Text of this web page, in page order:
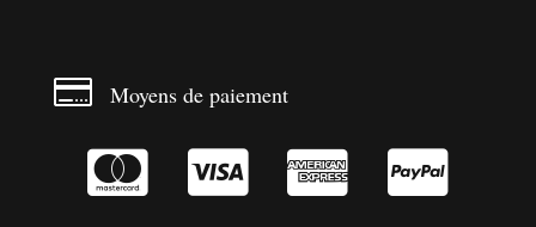
 Moyens de paiement
   